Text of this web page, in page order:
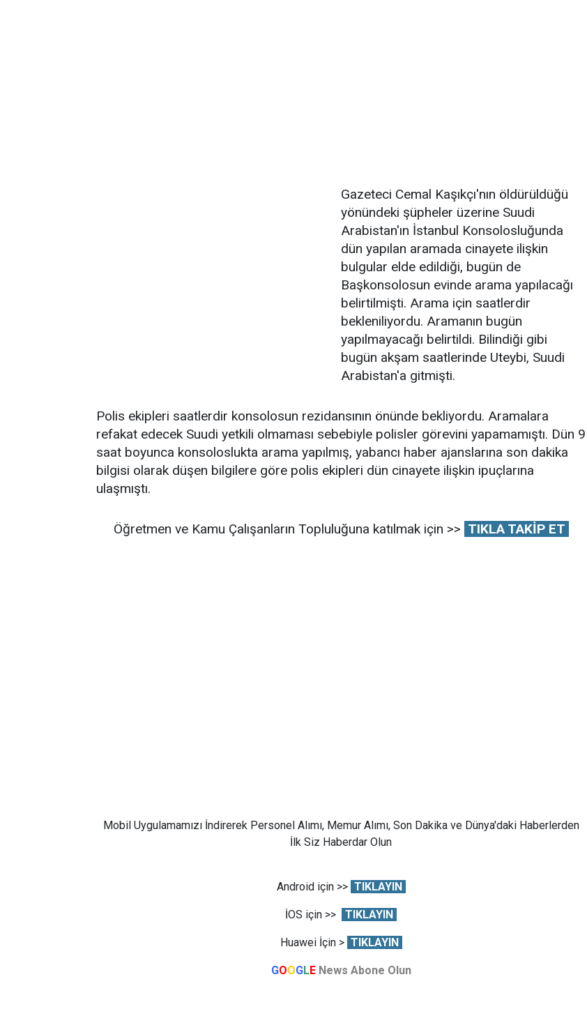
Gazeteci Cemal Kaşıkçı'nın öldürüldüğü
yönündeki şüpheler üzerine Suudi
Arabistan'ın İstanbul Konsolosluğunda
dün yapılan aramada cinayete ilişkin
bulgular elde edildiği, bugün de
Başkonsolosun evinde arama yapılacağı
belirtilmişti. Arama için saatlerdir
bekleniliyordu. Aramanın bugün
yapılmayacağı belirtildi. Bilindiği gibi
bugün akşam saatlerinde Uteybi, Suudi
Arabistan'a gitmişti.
Polis ekipleri saatlerdir konsolosun rezidansının önünde bekliyordu. Aramalara
refakat edecek Suudi yetkili olmaması sebebiyle polisler görevini yapamamıştı. Dün 9
saat boyunca konsoloslukta arama yapılmış, yabancı haber ajanslarına son dakika
bilgisi olarak düşen bilgilere göre polis ekipleri dün cinayete ilişkin ipuçlarına
ulaşmıştı.
Öğretmen ve Kamu Çalışanların Topluluğuna katılmak için >> TIKLA TAKİP ET
Mobil Uygulamamızı İndirerek Personel Alımı, Memur Alımı, Son Dakika ve Dünya'daki Haberlerden
İlk Siz Haberdar Olun
Android için >> TIKLAYIN
İOS için >> TIKLAYIN
Huawei İçin > TIKLAYIN
GOOGLE News Abone Olun